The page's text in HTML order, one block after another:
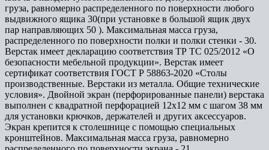
груза, равномерно распределенного по поверхности любого
выдвижного ящика 30(при установке в большой ящик двух
пар направляющих 50 ). Максимальная масса груза,
распределенного по поверхности полки и полки стенки - 30.
Верстак имеет декларацию соответствия ТР ТС 025/2012 «О
безопасности мебельной продукции». Верстак имеет
сертификат соответствия ГОСТ Р 58863-2020 «Столы
производственные. Верстаки из металла. Общие технические
условия». Двойной экран (перфорированные панели) верстака
выполнен с квадратной перфорацией 12х12 мм с шагом 38 мм
для установки крючков, держателей и других аксессуаров.
Экран крепится к столешнице с помощью специальных
кронштейнов. Максимальная масса груза, равномерно